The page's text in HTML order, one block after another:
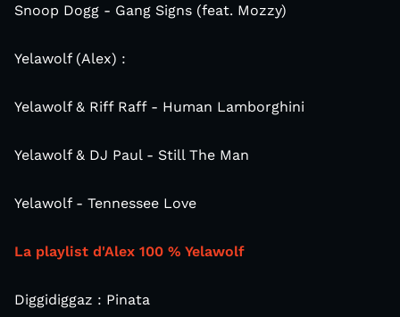
Snoop Dogg - Gang Signs (feat. Mozzy)
Yelawolf (Alex) :
Yelawolf & Riff Raff - Human Lamborghini
Yelawolf & DJ Paul - Still The Man
Yelawolf - Tennessee Love
La playlist d'Alex 100 % Yelawolf
Diggidiggaz : Pinata